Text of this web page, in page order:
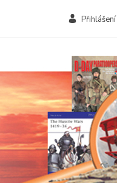
Přihlášení